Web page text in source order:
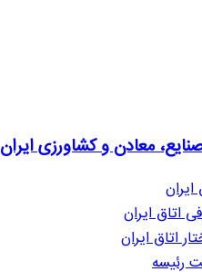
صنایع، معادن و کشاورزی ایران
ایران
اتاق ایران
اتاق ایران
رئیسه